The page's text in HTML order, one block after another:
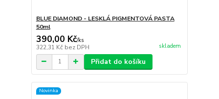
BLUE DIAMOND - LESKLÁ PIGMENTOVÁ PASTA
50ml
390,00 Kč/ks
322,31 Kč bez DPH skladem
Přidat do košíku
Novinka